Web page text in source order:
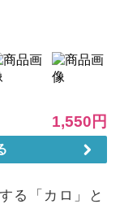
る「カロ」と